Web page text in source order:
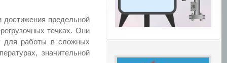
достижения предельной
течках. Они
для работы в сложных
значительной